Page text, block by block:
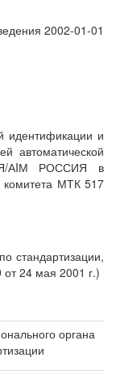
2002-01-01
идентификации и
автоматической
АIМ РОССИЯ в
комитета МТК 517
стандартизации,
24 мая 2001 г.)
органа